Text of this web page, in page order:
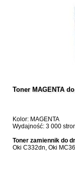
Toner MAGENTA
Kolor: MAGENTA
Wydajność: 3 000
Toner zamiennik do
Oki C332dn, Oki